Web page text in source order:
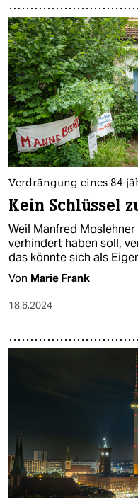
Verdrängung eines 84-
Kein Schlüssel
Weil Manfred
verhindert haben soll,
das könnte sich als
Von Marie Frank
18.6.2024